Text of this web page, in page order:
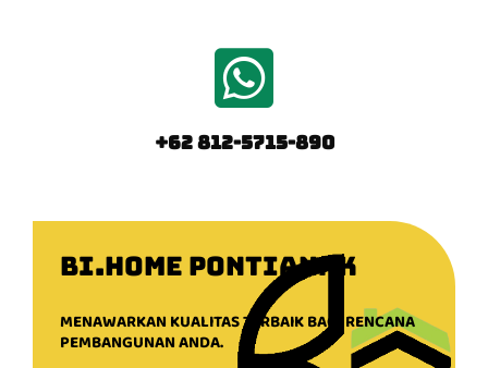
+62 812-5715-890
BI.HOME PONTIANAK
MENAWARKAN KUALITAS TERBAIK BAGI RENCANA
PEMBANGUNAN ANDA.